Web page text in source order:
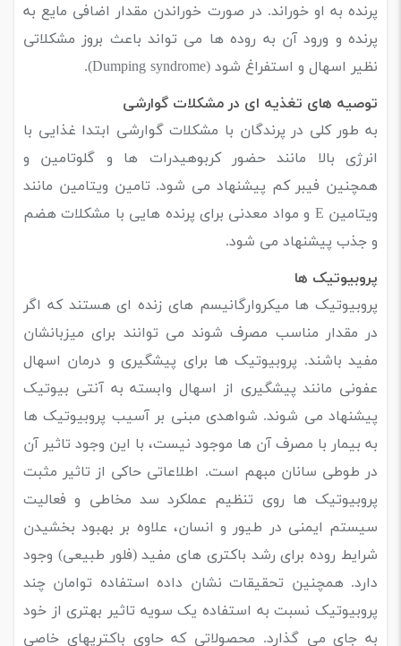
پرنده به او خوراند. در صورت خوراندن مقدار اضافی مایع به
پرنده و ورود آن به روده ها می تواند باعث بروز مشکلاتی
نظیر اسهال و استفراغ شود (Dumping syndrome).
توصیه های تغذیه ای در مشکلات گوارشی
به طور کلی در پرندگان با مشکلات گوارشی ابتدا غذایی با
انرژی بالا مانند حضور کربوهیدرات ها و گلوتامین و
همچنین فیبر کم پیشنهاد می شود. تامین ویتامین مانند
ویتامین E و مواد معدنی برای پرنده هایی با مشکلات هضم
و جذب پیشنهاد می شود.
پروبیوتیک ها
پروبیوتیک ها میکروارگانیسم های زنده ای هستند که اگر
در مقدار مناسب مصرف شوند می توانند برای میزبانشان
مفید باشند. پروبیوتیک ها برای پیشگیری و درمان اسهال
عفونی مانند پیشگیری از اسهال وابسته به آنتی بیوتیک
پیشنهاد می شوند. شواهدی مبنی بر آسیب پروبیوتیک ها
به بیمار با مصرف آن ها موجود نیست، با این وجود تاثیر آن
در طوطی سانان مبهم است. اطلاعاتی حاکی از تاثیر مثبت
پروبیوتیک ها روی تنظیم عملکرد سد مخاطی و فعالیت
سیستم ایمنی در طیور و انسان، علاوه بر بهبود بخشیدن
شرایط روده برای رشد باکتری های مفید (فلور طبیعی) وجود
دارد. همچنین تحقیقات نشان داده استفاده توامان چند
پروبیوتیک نسبت به استفاده یک سویه تاثیر بهتری از خود
به جای می گذارد. محصولاتی که حاوی باکتری­های خاصی